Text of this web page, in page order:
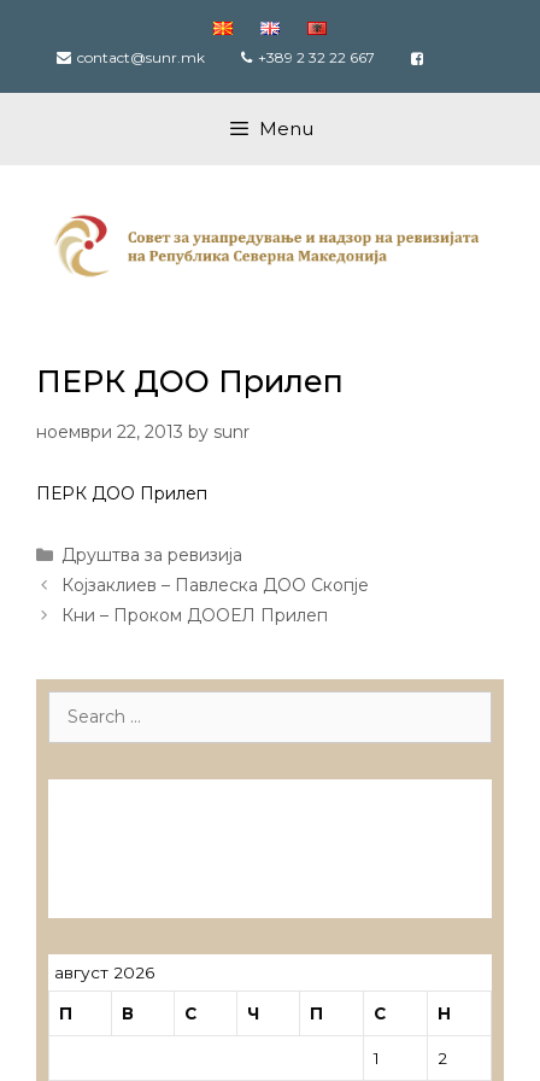
content contact@sunr.mk +389 2 32 22 667
Menu
ПЕРК ДОО Прилеп
ноември 22, 2013 by sunr
ПЕРК ДОО Прилеп
Categories
Друштва за ревизија
Post
navigation
Којзаклиев – Павлеска ДОО Скопје
Кни – Проком ДООЕЛ Прилеп
Search
август 2026
П В С Ч П С Н
1 2